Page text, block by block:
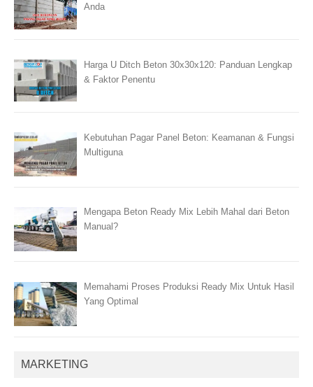
Anda
Harga U Ditch Beton 30x30x120: Panduan Lengkap
& Faktor Penentu
Kebutuhan Pagar Panel Beton: Keamanan & Fungsi
Multiguna
Mengapa Beton Ready Mix Lebih Mahal dari Beton
Manual?
Memahami Proses Produksi Ready Mix Untuk Hasil
Yang Optimal
MARKETING